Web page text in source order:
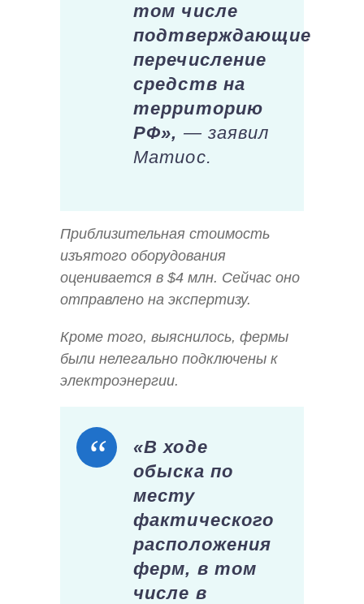
том числе
подтверждающие
перечисление
средств на
территорию
РФ», — заявил
Матиос.
Приблизительная стоимость
изъятого оборудования
оценивается в $4 млн. Сейчас оно
отправлено на экспертизу.
Кроме того, выяснилось, фермы
были нелегально подключены к
электроэнергии.
«В ходе
обыска по
месту
фактического
расположения
ферм, в том
числе в